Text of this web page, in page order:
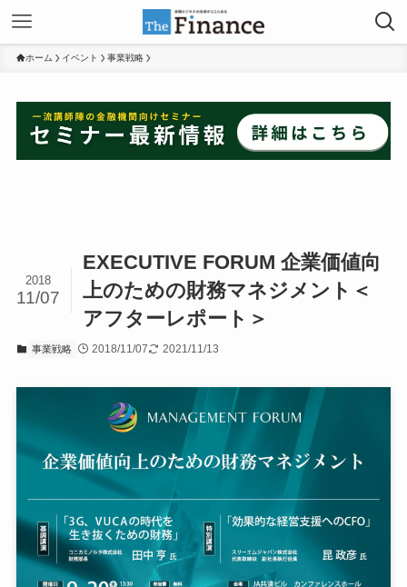
ホーム イベント 事業戦略
EXECUTIVE FORUM 企業価値向
上のための財務マネジメント＜
アフターレポート＞
2018
11/07
事業戦略 2018/11/07 2021/11/13